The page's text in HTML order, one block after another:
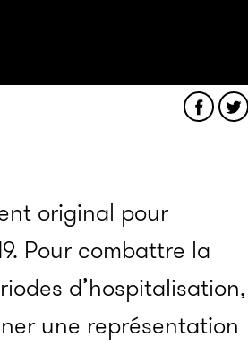
original pour
Pour combattre la
d’hospitalisation,
une représentation